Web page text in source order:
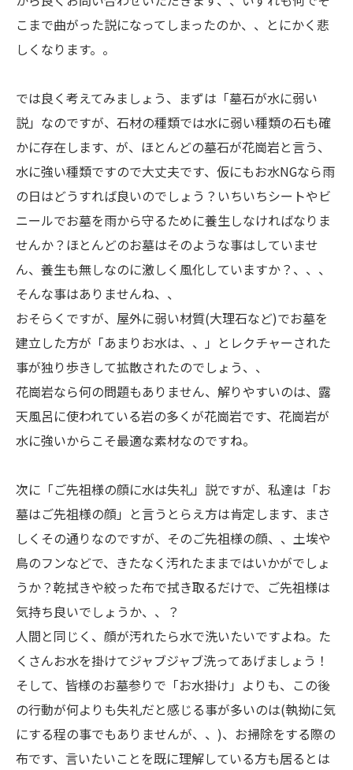
こまで曲がった説になってしまったのか、、とにかく悲
しくなります。。
では良く考えてみましょう、まずは「墓石が水に弱い
説」なのですが、石材の種類では水に弱い種類の石も確
かに存在します、が、ほとんどの墓石が花崗岩と言う、
水に強い種類ですので大丈夫です、仮にもお水NGなら雨
の日はどうすれば良いのでしょう？いちいちシートやビ
ニールでお墓を雨から守るために養生しなければなりま
せんか？ほとんどのお墓はそのような事はしていませ
ん、養生も無しなのに激しく風化していますか？、、、
そんな事はありませんね、、
おそらくですが、屋外に弱い材質(大理石など)でお墓を
建立した方が「あまりお水は、、」とレクチャーされた
事が独り歩きして拡散されたのでしょう、、
花崗岩なら何の問題もありません、解りやすいのは、露
天風呂に使われている岩の多くが花崗岩です、花崗岩が
水に強いからこそ最適な素材なのですね。
次に「ご先祖様の顔に水は失礼」説ですが、私達は「お
墓はご先祖様の顔」と言うとらえ方は肯定します、まさ
しくその通りなのですが、そのご先祖様の顔、、土埃や
鳥のフンなどで、きたなく汚れたままではいかがでしょ
うか？乾拭きや絞った布で拭き取るだけで、ご先祖様は
気持ち良いでしょうか、、？
人間と同じく、顔が汚れたら水で洗いたいですよね。た
くさんお水を掛けてジャブジャブ洗ってあげましょう！
そして、皆様のお墓参りで「お水掛け」よりも、この後
の行動が何よりも失礼だと感じる事が多いのは(執拗に気
にする程の事でもありませんが、、)、お掃除をする際の
布です、言いたいことを既に理解している方も居るとは